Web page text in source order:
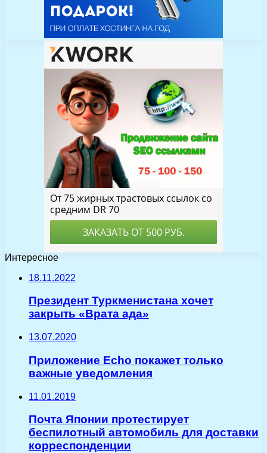
Интересное
18.11.2022
Президент Туркменистана хочет
закрыть «Врата ада»
13.07.2020
Приложение Echo покажет только
важные уведомления
11.01.2019
Почта Японии протестирует
беспилотный автомобиль для доставки
корреспонденции